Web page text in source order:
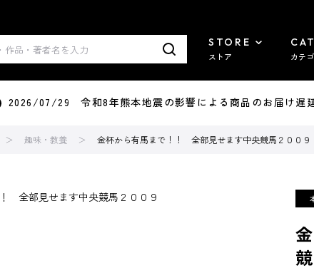
STORE
ストア カテゴ
2026/07/29 令和8年熊本地震の影響による商品のお届け遅
趣味・教養 金杯から有馬まで！！ 全部見せます中央競馬２００９